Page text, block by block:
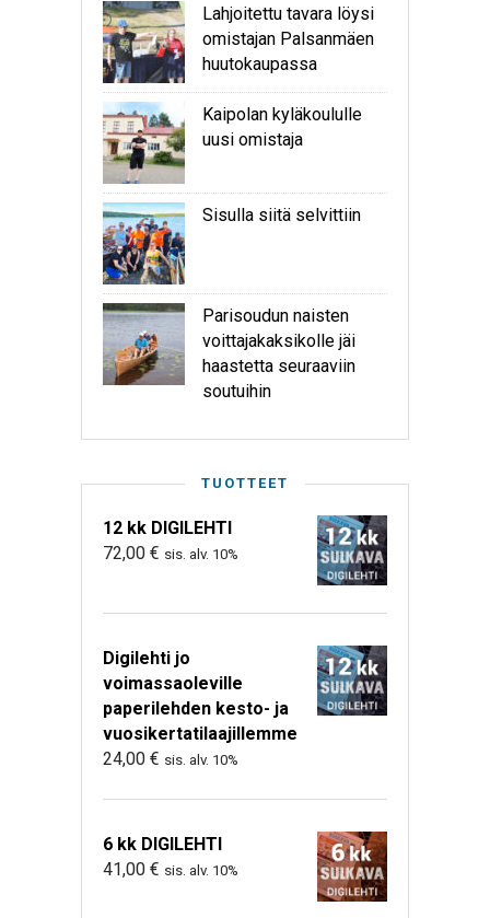
Lahjoitettu tavara löysi
omistajan Palsanmäen
huutokaupassa
Kaipolan kyläkoululle
uusi omistaja
Sisulla siitä selvittiin
Parisoudun naisten
voittajakaksikolle jäi
haastetta seuraaviin
soutuihin
TUOTTEET
12 kk DIGILEHTI
72,00 € sis. alv. 10%
Digilehti jo
voimassaoleville
paperilehden kesto- ja
vuosikertatilaajillemme
24,00 € sis. alv. 10%
6 kk DIGILEHTI
41,00 € sis. alv. 10%